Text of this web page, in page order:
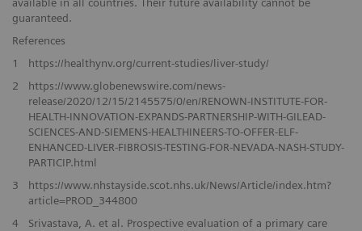
available in all countries. Their future availability cannot be
guaranteed.
References
1
https://healthynv.org/current-studies/liver-study/
2
https://www.globenewswire.com/news-
release/2020/12/15/2145575/0/en/RENOWN-INSTITUTE-FOR-
HEALTH-INNOVATION-EXPANDS-PARTNERSHIP-WITH-GILEAD-
SCIENCES-AND-SIEMENS-HEALTHINEERS-TO-OFFER-ELF-
ENHANCED-LIVER-FIBROSIS-TESTING-FOR-NEVADA-NASH-STUDY-
PARTICIP.html
3
https://www.nhstayside.scot.nhs.uk/News/Article/index.htm?
article=PROD_344800
4
Srivastava, A. et al. Prospective evaluation of a primary care